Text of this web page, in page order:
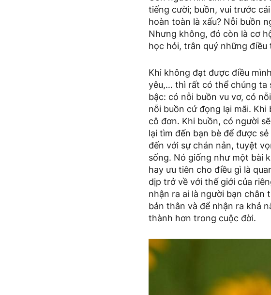
tiếng cười; buồn, vui trước
hoàn toàn là xấu? Nỗi buồn
Nhưng không, đó còn là cơ
học hỏi, trân quý những điều
Khi không đạt được điều
yêu,… thì rất có thể chúng ta
bậc: có nỗi buồn vu vơ, có
nỗi buồn cứ đọng lại mãi.
cô đơn. Khi buồn, có người
lại tìm đến bạn bè để được
đến với sự chán nản, tuyệt
sống. Nó giống như một bài
hay ưu tiên cho điều gì là
dịp trở về với thế giới của
nhận ra ai là người bạn chân
bản thân và để nhận ra khả
thành hơn trong cuộc đời.